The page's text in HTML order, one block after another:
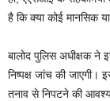
है कि क्या कोई मानसिक
बालोद पुलिस अधीक्षक ने
निष्पक्ष जांच की
तनाव से निपटने की